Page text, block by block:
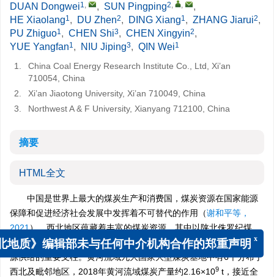
DUAN Dongwei1, , SUN Pingping2, ,
,
HE Xiaolang1, DU Zhen2, DING Xiang1, ZHANG Jiarui2,
PU Zhiguo1, CHEN Shi3, CHEN Xingyin2,
YUE Yangfan1, NIU Jiping3, QIN Wei1
1.
China Coal Energy Research Institute Co., Ltd, Xi’an
710054, China
2.
Xi’an Jiaotong University, Xi’an 710049, China
3.
Northwest A & F University, Xianyang 712100, China
摘要
HTML全文
中国是世界上最大的煤炭生产和消费国，煤炭资源在国家能源
保障和促进经济社会发展中发挥着不可替代的作用（谢和平等，
2021）。西北地区蕴藏着丰富的煤炭资源，其中以陕北侏罗纪煤
田、宁东煤田、黄陇煤田等为代表的大型煤炭基地，是保障国家能
源供给的重要支柱。黄河流域九大国家大型煤炭基地中有6个分布于
西北及毗邻地区，2018年黄河流域煤炭产量约2.16×109 t，接近全
地质》编辑部未与任何中介机构合作的郑重声明